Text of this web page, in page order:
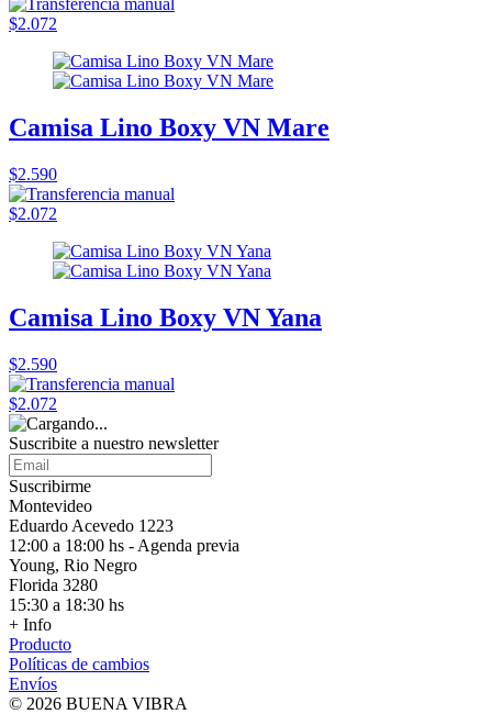
$2.072
Camisa Lino Boxy VN Mare
$2.590
$2.072
Camisa Lino Boxy VN Yana
$2.590
$2.072
Suscribite a nuestro newsletter
Suscribirme
Montevideo
Eduardo Acevedo 1223
12:00 a 18:00 hs - Agenda previa
Young, Rio Negro
Florida 3280
15:30 a 18:30 hs
+ Info
Producto
Políticas de cambios
Envíos
© 2026 BUENA VIBRA